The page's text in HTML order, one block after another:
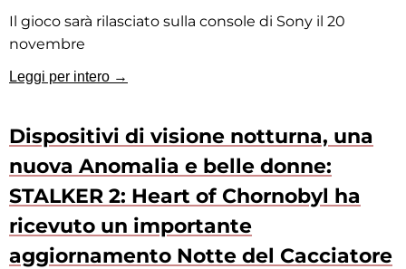
Il gioco sarà rilasciato sulla console di Sony il 20
novembre
Leggi per intero →
Dispositivi di visione notturna, una
nuova Anomalia e belle donne:
STALKER 2: Heart of Chornobyl ha
ricevuto un importante
aggiornamento Notte del Cacciatore